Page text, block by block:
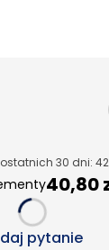
30 dni:
40,80
Loading...
pytanie